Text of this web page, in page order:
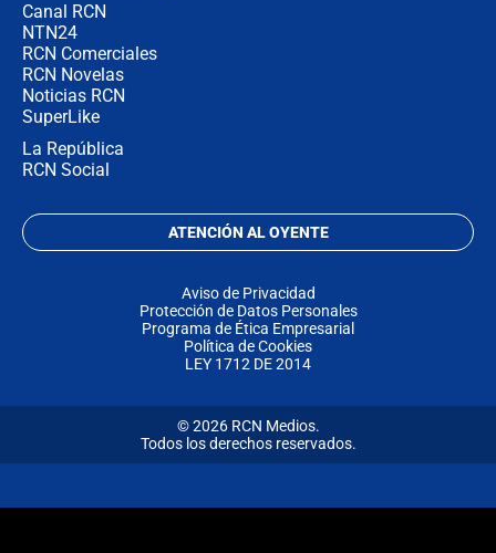
Canal RCN
NTN24
RCN Comerciales
RCN Novelas
Noticias RCN
SuperLike
La República
RCN Social
ATENCIÓN AL OYENTE
Aviso de Privacidad
Protección de Datos Personales
Programa de Ética Empresarial
Política de Cookies
LEY 1712 DE 2014
© 2026 RCN Medios.
Todos los derechos reservados.